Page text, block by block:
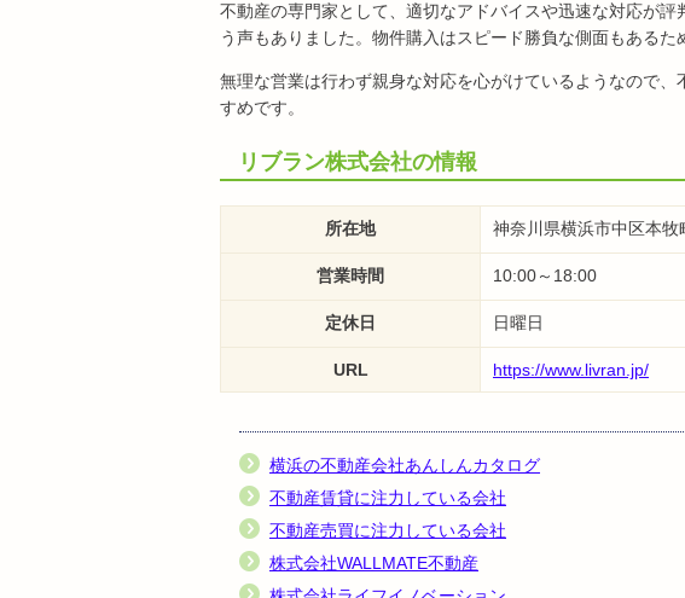
不動産の専門家として、適切なアドバイスや迅速な対応が
う声もありました。物件購入はスピード勝負な側面もあるた
無理な営業は行わず親身な対応を心がけているようなので
すめです。
リブラン株式会社の情報
所在地 神奈川県横浜市中区本牧
営業時間 10:00～18:00
定休日 日曜日
URL https://www.livran.jp/
横浜の不動産会社あんしんカタログ
不動産賃貸に注力している会社
不動産売買に注力している会社
株式会社WALLMATE不動産